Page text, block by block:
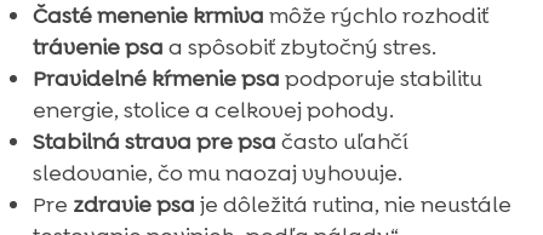
Časté menenie krmiva môže rýchlo rozhodiť
trávenie psa a spôsobiť zbytočný stres.
Pravidelné kŕmenie psa podporuje stabilitu
energie, stolice a celkovej pohody.
Stabilná strava pre psa často uľahčí
sledovanie, čo mu naozaj vyhovuje.
Pre zdravie psa je dôležitá rutina, nie neustále